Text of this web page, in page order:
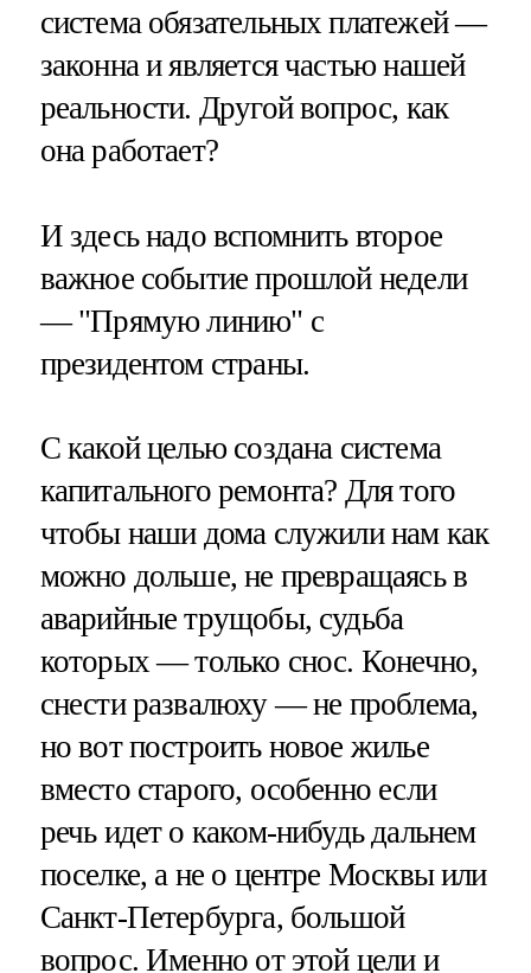
система обязательных платежей —
законна и является частью нашей
реальности. Другой вопрос, как
она работает?
И здесь надо вспомнить второе
важное событие прошлой недели
— "Прямую линию" с
президентом страны.
С какой целью создана система
капитального ремонта? Для того
чтобы наши дома служили нам как
можно дольше, не превращаясь в
аварийные трущобы, судьба
которых — только снос. Конечно,
снести развалюху — не проблема,
но вот построить новое жилье
вместо старого, особенно если
речь идет о каком-нибудь дальнем
поселке, а не о центре Москвы или
Санкт-Петербурга, большой
вопрос. Именно от этой цели и